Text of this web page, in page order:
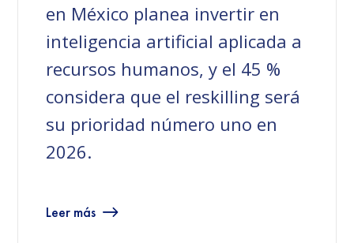
en México planea invertir en
inteligencia artificial aplicada a
recursos humanos, y el 45 %
considera que el reskilling será
su prioridad número uno en
2026.
Leer más